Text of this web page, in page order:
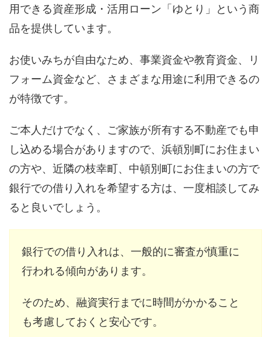
用できる資産形成・活用ローン「ゆとり」という商
品を提供しています。
お使いみちが自由なため、事業資金や教育資金、リ
フォーム資金など、さまざまな用途に利用できるの
が特徴です。
ご本人だけでなく、ご家族が所有する不動産でも申
し込める場合がありますので、浜頓別町にお住まい
の方や、近隣の枝幸町、中頓別町にお住まいの方で
銀行での借り入れを希望する方は、一度相談してみ
ると良いでしょう。
銀行での借り入れは、一般的に審査が慎重に
行われる傾向があります。
そのため、融資実行までに時間がかかること
も考慮しておくと安心です。